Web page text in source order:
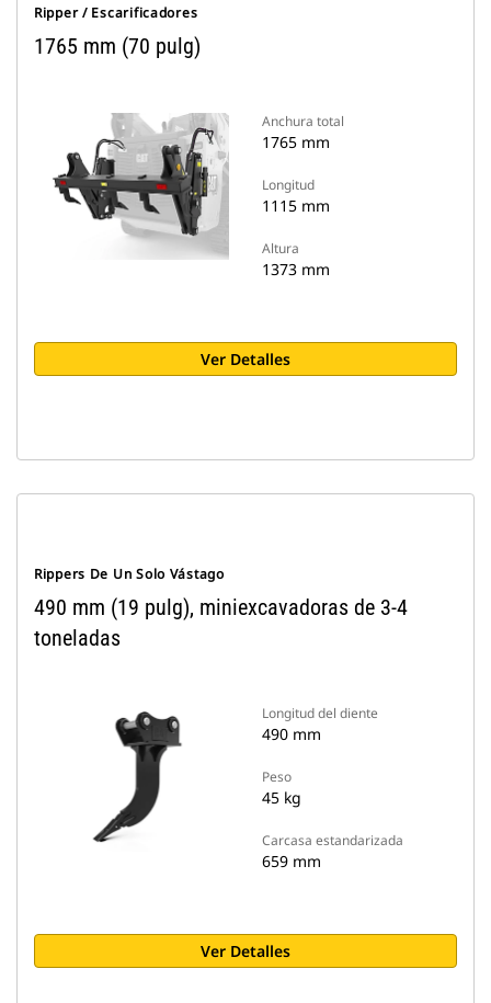
Ripper / Escarificadores
1765 mm (70 pulg)
Anchura total
1765 mm
Longitud
1115 mm
Altura
1373 mm
Ver Detalles
Rippers De Un Solo Vástago
490 mm (19 pulg), miniexcavadoras de 3-4
toneladas
Longitud del diente
490 mm
Peso
45 kg
Carcasa estandarizada
659 mm
Ver Detalles